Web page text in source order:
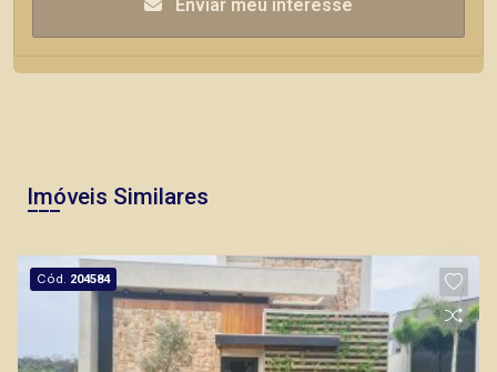
Enviar meu interesse
Imóveis Similares
Cód. 204584